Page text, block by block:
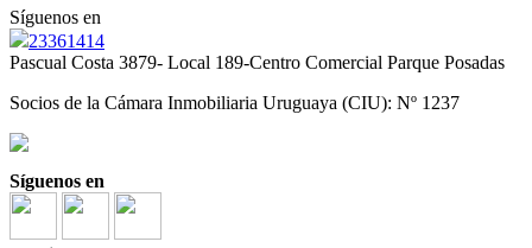
Síguenos en
23361414
Pascual Costa 3879- Local 189-Centro Comercial Parque Posadas
Socios de la Cámara Inmobiliaria Uruguaya (CIU): Nº 1237
Síguenos en